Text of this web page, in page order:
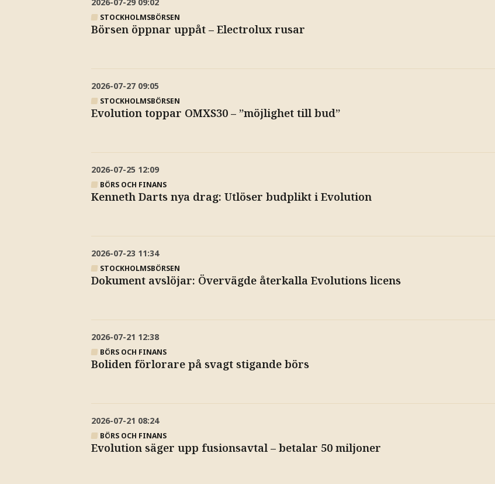
STOCKHOLMSBÖRSEN
Börsen öppnar uppåt – Electrolux rusar
2026-07-27 09:05
STOCKHOLMSBÖRSEN
Evolution toppar OMXS30 – ”möjlighet till bud”
2026-07-25 12:09
BÖRS OCH FINANS
Kenneth Darts nya drag: Utlöser budplikt i Evolution
2026-07-23 11:34
STOCKHOLMSBÖRSEN
Dokument avslöjar: Övervägde återkalla Evolutions licens
2026-07-21 12:38
BÖRS OCH FINANS
Boliden förlorare på svagt stigande börs
2026-07-21 08:24
BÖRS OCH FINANS
Evolution säger upp fusionsavtal – betalar 50 miljoner